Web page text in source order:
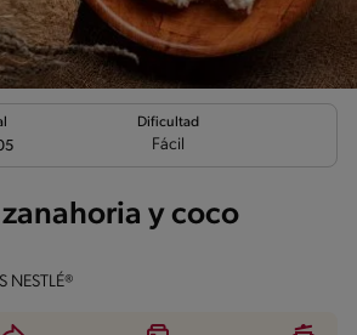
Dificultad
Fácil
y coco
NESTLÉ®